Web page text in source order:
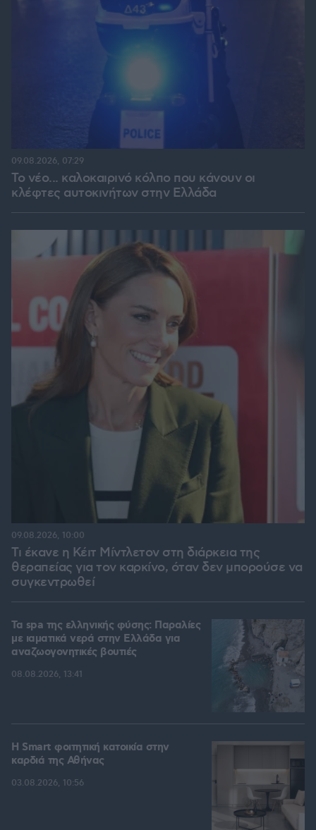
Το νέο... καλοκαιρινό κόλπο που κάνουν οι
κλέφτες αυτοκινήτων στην Ελλάδα
09.08.2026, 07:29
Τι έκανε η Κέιτ Μίντλετον στη διάρκεια της
θεραπείας για τον καρκίνο, όταν δεν μπορούσε να
συγκεντρωθεί
09.08.2026, 10:00
Τα spa της ελληνικής φύσης: Παραλίες
με ιαματικά νερά στην Ελλάδα για
αναζωογονητικές βουτιές
08.08.2026, 13:41
Η Smart φοιτητική κατοικία στην
καρδιά της Αθήνας
03.08.2026, 10:56